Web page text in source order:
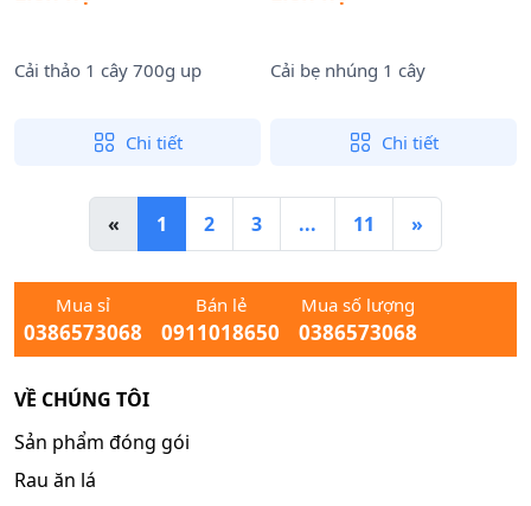
Cải thảo 1 cây 700g up
Chi tiết
Cải bẹ nhúng 1 cây
Chi tiết
« 1 2 3 ... 11 »
Mua sỉ
0386573068
Bán lẻ
0911018650
Mua số lượng
0386573068
VỀ CHÚNG TÔI
Sản phẩm đóng gói
Rau ăn lá